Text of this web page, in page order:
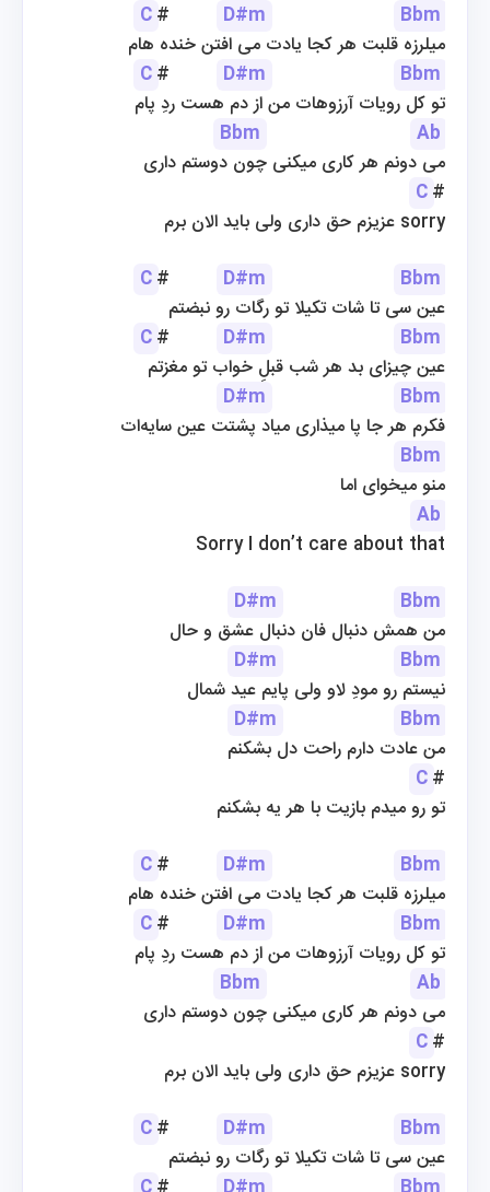
C# D#m
Bbm
میلرزه قلبت هر کجا یادت می افتن خنده هام
C# D#m
Bbm
تو کل رویات آرزوهات من از دم هست ردِ پام
Bbm
Ab
می دونم هر کاری میکنی چون دوستم داری
C#
عزیزم حق داری ولی باید الان برم sorry
C# D#m
Bbm
عین سی تا شات تکیلا تو رگات رو نبضتم
C# D#m
Bbm
عین چیزای بد هر شب قبلِ خواب تو مغزتم
D#m
Bbm
فکرم هر جا پا میذاری میاد پشتت عین سایه‌ات
Bbm
منو میخوای اما
Ab
Sorry I don’t care about that
D#m
Bbm
من همش دنبال فان دنبال عشق و حال
D#m
Bbm
نیستم رو مودِ لاو ولی پایم عید شمال
D#m
Bbm
من عادت دارم راحت دل بشکنم
C#
تو رو میدم بازیت با هر یه بشکنم
C# D#m
Bbm
میلرزه قلبت هر کجا یادت می افتن خنده هام
C# D#m
Bbm
تو کل رویات آرزوهات من از دم هست ردِ پام
Bbm
Ab
می دونم هر کاری میکنی چون دوستم داری
C#
عزیزم حق داری ولی باید الان برم sorry
C# D#m
Bbm
عین سی تا شات تکیلا تو رگات رو نبضتم